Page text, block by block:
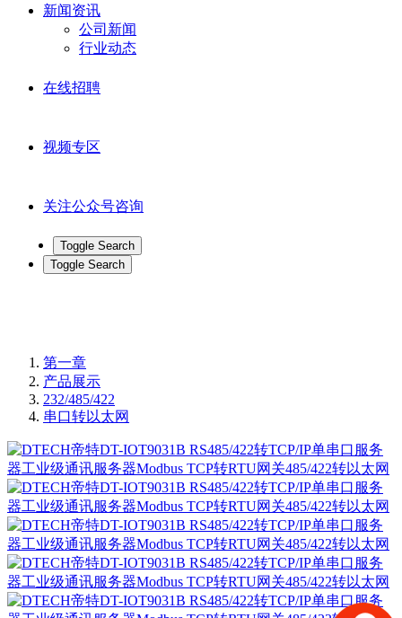
新闻资讯
公司新闻
行业动态
在线招聘
视频专区
关注公众号咨询
Toggle Search
Toggle Search
第一章
产品展示
232/485/422
串口转以太网